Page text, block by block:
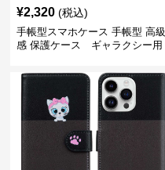
¥2,320 (税込)
手帳型スマホケース 手帳型 高級
感 保護ケース ギャラクシー用